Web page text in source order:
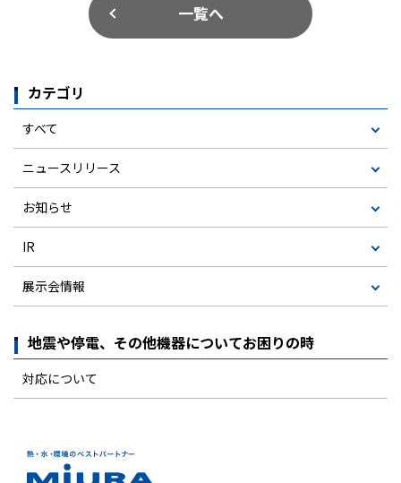
一覧へ
カテゴリ
すべて
ニュースリリース
お知らせ
IR
展示会情報
地震や停電、その他機器についてお困りの時
対応について